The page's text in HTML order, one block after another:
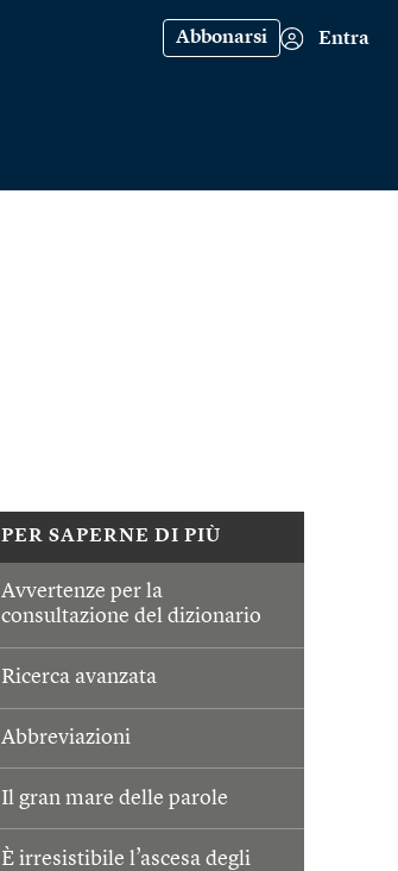
Abbonarsi Entra
PER SAPERNE DI PIÙ
Avvertenze per la
consultazione del dizionario
Ricerca avanzata
Abbreviazioni
Il gran mare delle parole
È irresistibile l’ascesa degli